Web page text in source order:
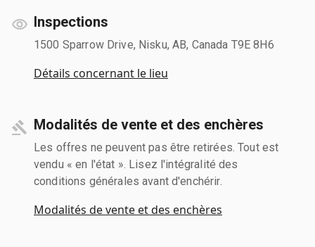
Inspections
1500 Sparrow Drive, Nisku, AB, Canada T9E 8H6
Détails concernant le lieu
Modalités de vente et des enchères
Les offres ne peuvent pas être retirées. Tout est
vendu « en l'état ». Lisez l'intégralité des
conditions générales avant d'enchérir.
Modalités de vente et des enchères